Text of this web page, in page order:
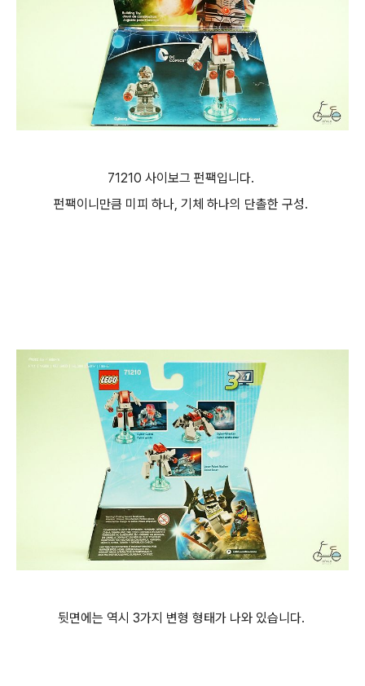
71210 사이보그 펀팩입니다.
펀팩이니만큼 미피 하나, 기체 하나의 단촐한 구성.
뒷면에는 역시 3가지 변형 형태가 나와 있습니다.